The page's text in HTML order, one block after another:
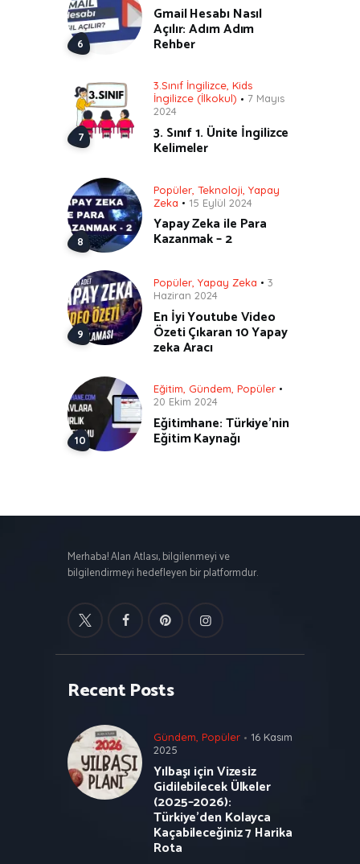
Gmail Hesabı Nasıl
Açılır: Adım Adım
Rehber
3.Sınıf İngilizce, Kids
İngilizce (İlkokul)
7 Mayıs
2024
3. Sınıf 1. Ünite İngilizce
Kelimeler
Popüler Teknoloji Yapay
Zeka
15 Eylül 2024
Yapay Zeka ile Para
Kazanmak – 2
Popüler Yapay Zeka
3
Haziran 2024
En İyi Youtube Video
Özeti Çıkaran 10 Yapay
zeka Aracı
Eğitim Gündem Popüler
20 Ekim 2024
Eğitimhane: Türkiye’nin
Eğitim Kaynağı
Merhaba! Alan Atlası, bilgilenmeyi ve
bilgilendirmeyi hedefleyen bir platformdur.
Recent Posts
Gündem, Popüler
16 Kasım
2025
Yılbaşı için Vizesiz
Gidilebilecek Ülkeler
(2025–2026):
Türkiye’den Kolayca
Kaçabileceğiniz 7 Harika
Rota